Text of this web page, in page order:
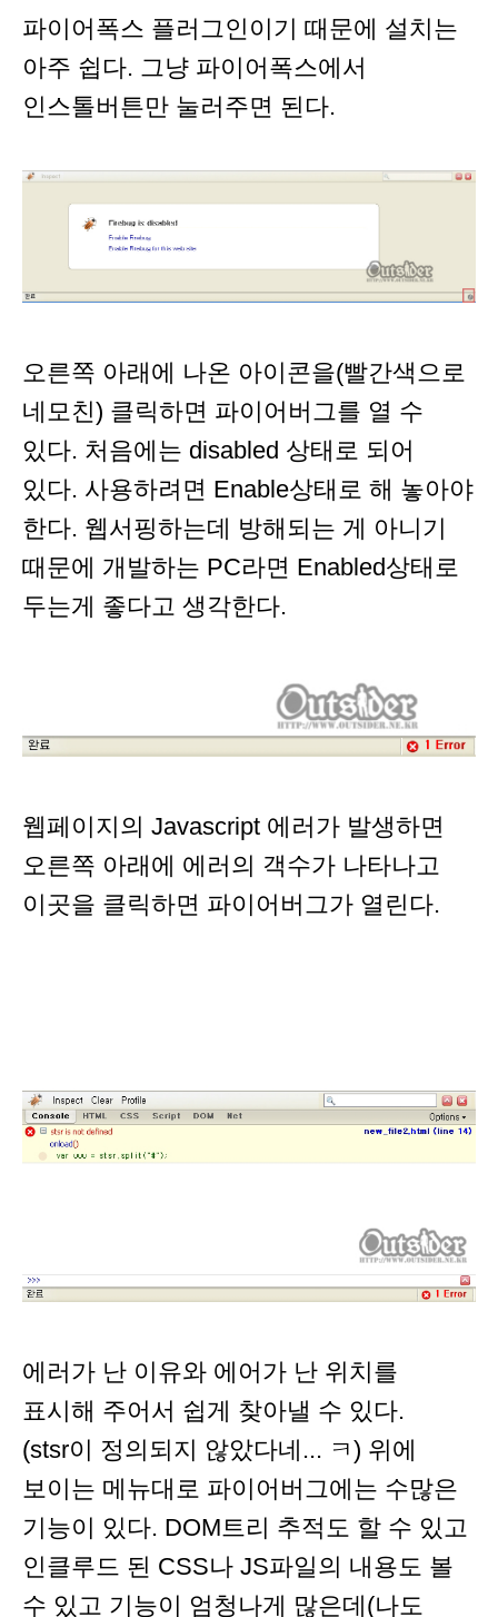
파이어폭스 플러그인이기 때문에 설치는
아주 쉽다. 그냥 파이어폭스에서
인스톨버튼만 눌러주면 된다.
오른쪽 아래에 나온 아이콘을(빨간색으로
네모친) 클릭하면 파이어버그를 열 수
있다. 처음에는 disabled 상태로 되어
있다. 사용하려면 Enable상태로 해 놓아야
한다. 웹서핑하는데 방해되는 게 아니기
때문에 개발하는 PC라면 Enabled상태로
두는게 좋다고 생각한다.
웹페이지의 Javascript 에러가 발생하면
오른쪽 아래에 에러의 객수가 나타나고
이곳을 클릭하면 파이어버그가 열린다.
에러가 난 이유와 에어가 난 위치를
표시해 주어서 쉽게 찾아낼 수 있다.
(stsr이 정의되지 않았다네... ㅋ) 위에
보이는 메뉴대로 파이어버그에는 수많은
기능이 있다. DOM트리 추적도 할 수 있고
인클루드 된 CSS나 JS파일의 내용도 볼
수 있고 기능이 엄청나게 많은데(나도